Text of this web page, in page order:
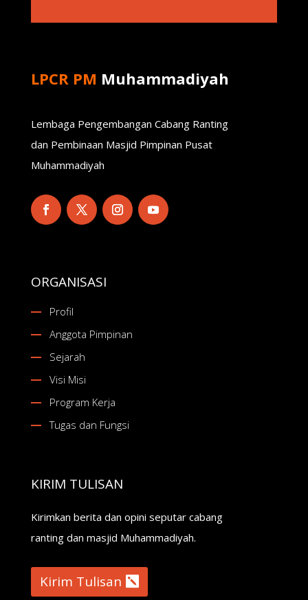
LPCR PM Muhammadiyah
Lembaga Pengembangan Cabang Ranting
dan Pembinaan Masjid Pimpinan Pusat
Muhammadiyah
ORGANISASI
Profil
Anggota Pimpinan
Sejarah
Visi Misi
Program Kerja
Tugas dan Fungsi
KIRIM TULISAN
Kirimkan berita dan opini seputar cabang
ranting dan masjid Muhammadiyah.
Kirim Tulisan